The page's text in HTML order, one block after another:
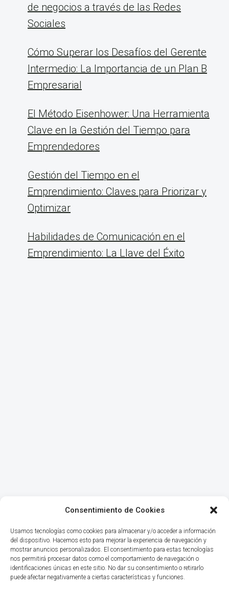
Consentimiento de Cookies
Usamos tecnologías como cookies para almacenar y/o acceder a información
del dispositivo. Hacemos esto para mejorar la experiencia de navegación y
mostrar anuncios personalizados. El consentimiento para estas tecnologías
nos permitirá procesar datos como el comportamiento de navegación o
identificaciones únicas en este sitio. No dar su consentimiento o retirarlo
puede afectar negativamente a ciertas características y funciones.
de negocios a través de las Redes
Sociales
Cómo Superar los Desafíos del Gerente
Intermedio: La Importancia de un Plan B
Empresarial
El Método Eisenhower: Una Herramienta
Clave en la Gestión del Tiempo para
Emprendedores
Gestión del Tiempo en el
Emprendimiento: Claves para Priorizar y
Optimizar
Habilidades de Comunicación en el
Emprendimiento: La Llave del Éxito